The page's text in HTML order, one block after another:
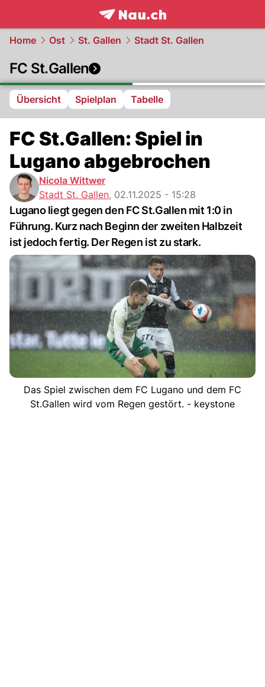
frontpage.NAU.ch
Home Ost St. Gallen Stadt St. Gallen
FC St.Gallen
Übersicht Spielplan Tabelle
FC St.Gallen: Spiel in
Lugano abgebrochen
Nicola Wittwer
Stadt St. Gallen, 02.11.2025 - 15:28
Lugano liegt gegen den FC St.Gallen mit 1:0 in
Führung. Kurz nach Beginn der zweiten Halbzeit
ist jedoch fertig. Der Regen ist zu stark.
Das Spiel zwischen dem FC Lugano und dem FC
St.Gallen wird vom Regen gestört. - keystone